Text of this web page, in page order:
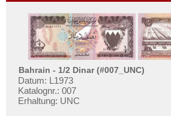
Bahrain - 1/2 Dinar (#007_UNC)
Datum: L1973
Katalognr.: 007
Erhaltung: UNC